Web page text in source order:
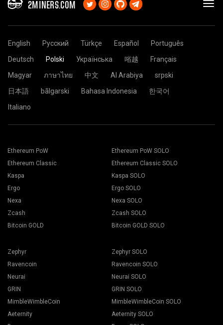
2MINERS.COM
English Русский Türkçe Español
Português
Deutsch
Polski Українська 㗂越
Français
Magyar
ภาษาไทย 中文 Al Arabiya
srpski
日本語
bãlgarski Bahasa Indonesia
한국어
Italiano
Ethereum PoW
Ethereum Classic
Kaspa
Ergo
Nexa
Zcash
Bitcoin GOLD
Ethereum PoW SOLO
Ethereum Classic SOLO
Kaspa SOLO
Ergo SOLO
Nexa SOLO
Zcash SOLO
Bitcoin GOLD SOLO
Zephyr
Ravencoin
Neurai
GRIN
MimbleWimbleCoin
Aeternity
Zephyr SOLO
Ravencoin SOLO
Neurai SOLO
GRIN SOLO
MimbleWimbleCoin SOLO
Aeternity SOLO